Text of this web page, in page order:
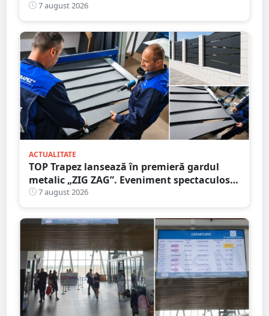
că circula pe contrasens
7 august 2026
ACTUALITATE
TOP Trapez lansează în premieră gardul
metalic „ZIG ZAG”. Eveniment spectaculos
în Grădina Romei
7 august 2026